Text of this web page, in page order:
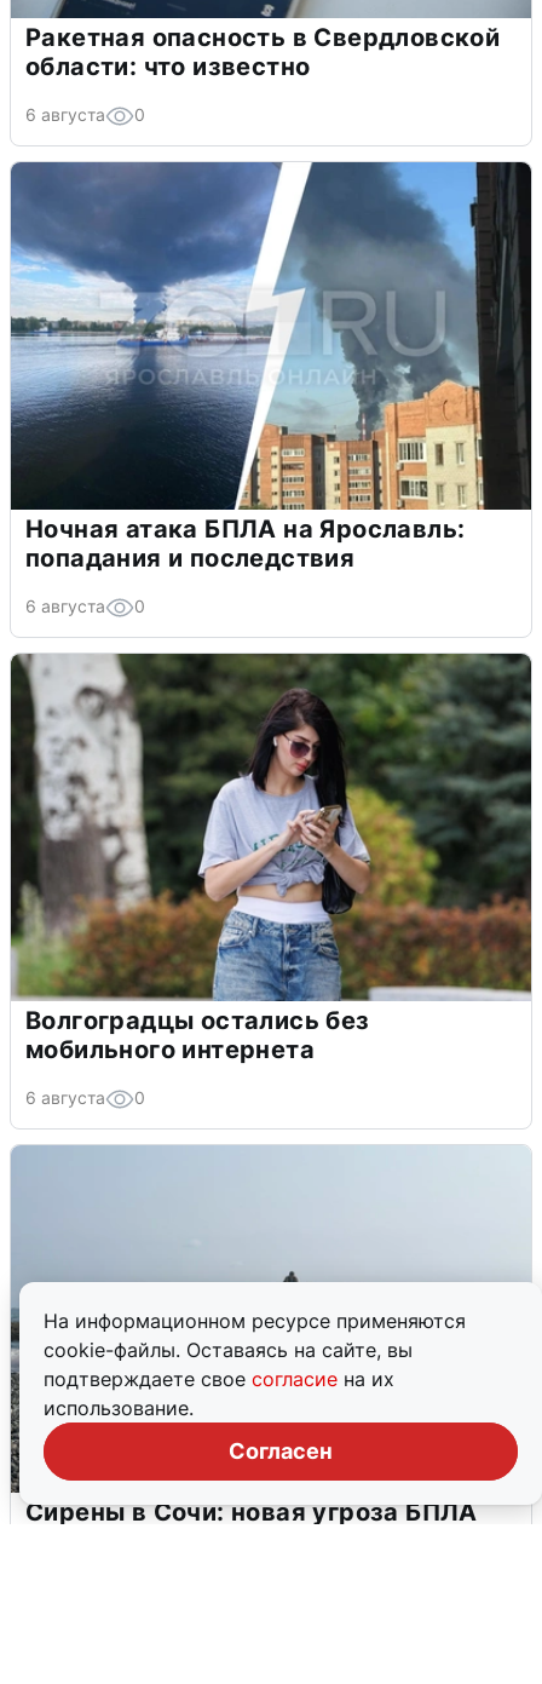
На информационном ресурсе применяются
cookie-файлы. Оставаясь на сайте, вы
подтверждаете свое согласие на их
использование.
Согласен
Ракетная опасность в Свердловской
области: что известно
6 августа 0
Ночная атака БПЛА на Ярославль:
попадания и последствия
6 августа 0
Волгоградцы остались без
мобильного интернета
6 августа 0
Сирены в Сочи: новая угроза БПЛА